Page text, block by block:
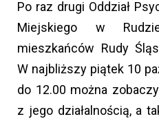
Po raz drugi Oddział
Miejskiego w
mieszkańców Rudy
W najbliższy piątek 10
do 12.00 można
z jego działalnością, a